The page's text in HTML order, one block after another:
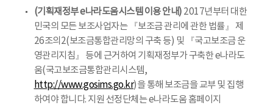
(기획재정부 e나라도움시스템 이용 안내) 2017년부터 대한
민국의 모든 보조사업자는 『보조금 관리에 관한 법률』 제
26조의2(보조금통합관리망의 구축 등) 및 『국고보조금 운
영관리지침』 등에 근거하여 기획재정부가 구축한 e나라도
움(국고보조금통합관리시스템,
http://www.gosims.go.kr)을 통해 보조금을 교부 및 집행
하여야 합니다. 지원 선정단체는 e나라도움 홈페이지